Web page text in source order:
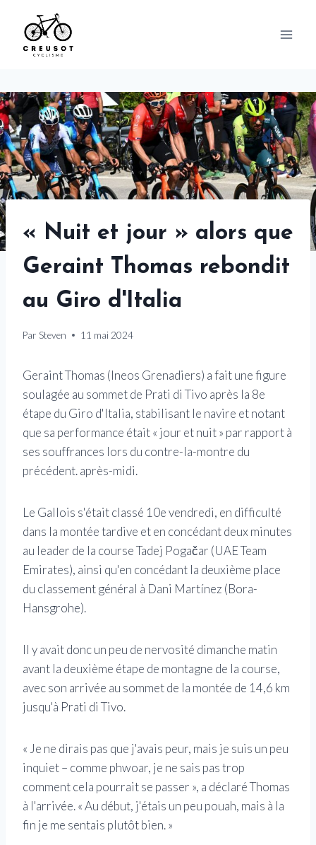
content
« Nuit et jour » alors que
Geraint Thomas rebondit
au Giro d'Italia
Par Steven 11 mai 2024
Geraint Thomas (Ineos Grenadiers) a fait une figure
soulagée au sommet de Prati di Tivo après la 8e
étape du Giro d'Italia, stabilisant le navire et notant
que sa performance était « jour et nuit » par rapport à
ses souffrances lors du contre-la-montre du
précédent. après-midi.
Le Gallois s'était classé 10e vendredi, en difficulté
dans la montée tardive et en concédant deux minutes
au leader de la course Tadej Pogačar (UAE Team
Emirates), ainsi qu'en concédant la deuxième place
du classement général à Dani Martínez (Bora-
Hansgrohe).
Il y avait donc un peu de nervosité dimanche matin
avant la deuxième étape de montagne de la course,
avec son arrivée au sommet de la montée de 14,6 km
jusqu'à Prati di Tivo.
« Je ne dirais pas que j'avais peur, mais je suis un peu
inquiet – comme phwoar, je ne sais pas trop
comment cela pourrait se passer », a déclaré Thomas
à l'arrivée. « Au début, j'étais un peu pouah, mais à la
fin je me sentais plutôt bien. »